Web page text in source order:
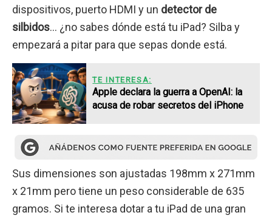
dispositivos, puerto HDMI y un detector de
silbidos… ¿no sabes dónde está tu iPad? Silba y
empezará a pitar para que sepas donde está.
TE INTERESA:
Apple declara la guerra a OpenAI: la
acusa de robar secretos del iPhone
Sus dimensiones son ajustadas 198mm x 271mm
x 21mm pero tiene un peso considerable de 635
gramos. Si te interesa dotar a tu iPad de una gran